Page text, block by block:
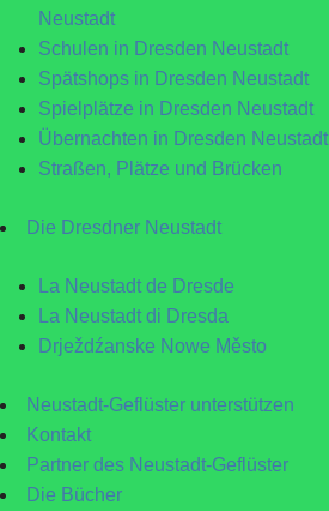
Neustadt
Schulen in Dresden Neustadt
Spätshops in Dresden Neustadt
Spielplätze in Dresden Neustadt
Übernachten in Dresden Neustadt
Straßen, Plätze und Brücken
Die Dresdner Neustadt
La Neustadt de Dresde
La Neustadt di Dresda
Drježdźanske Nowe Město
Neustadt-Geflüster unterstützen
Kontakt
Partner des Neustadt-Geflüster
Die Bücher